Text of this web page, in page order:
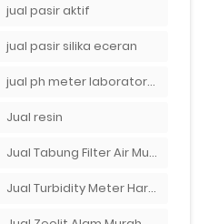
jual pasir aktif
jual pasir silika eceran
jual ph meter laboratorium
Jual resin
Jual Tabung Filter Air Murah
Jual Turbidity Meter Harga Murah Di Sulawesi